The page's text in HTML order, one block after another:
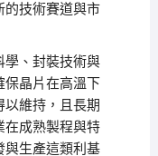
的技術賽道與市
學、封裝技術與
保晶片在高溫下
以維持，且長期
在成熟製程與特
與生產這類利基